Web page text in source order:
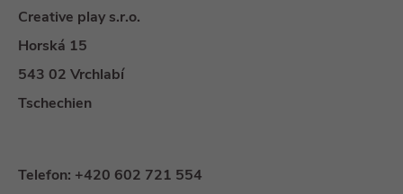
Creative play s.r.o.
Horská 15
543 02 Vrchlabí
Tschechien
Telefon: +420 602 721 554